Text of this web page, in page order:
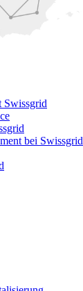
Swissgrid
bei Swissgrid